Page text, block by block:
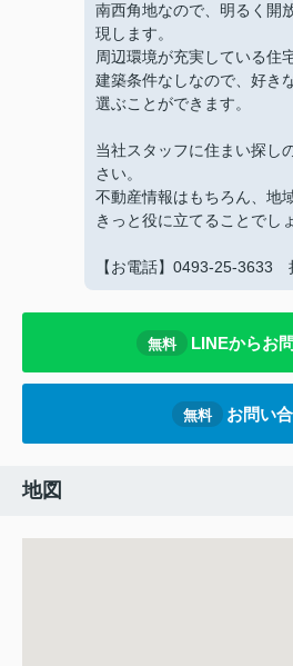
南西角地なので、明るく開
現します。
周辺環境が充実している住
建築条件なしなので、好き
選ぶことができます。
当社スタッフに住まい探し
さい。
不動産情報はもちろん、地
きっと役に立てることでし
【お電話】0493-25-3633
無料 LINEからお
無料 お問い
地図